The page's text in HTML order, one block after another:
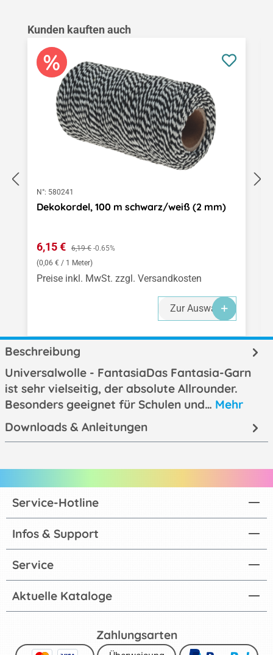
Produktgalerie überspringen
Kunden kauften auch
N°: 580241
Dekokordel, 100 m schwarz/weiß (2 mm)
Verkaufspreis:
6,15 € Regulärer Preis:
6,19 € -0.65%
(0,06 € / 1 Meter)
Preise inkl. MwSt. zzgl. Versandkosten
Zur Auswahl
Beschreibung
Universalwolle - FantasiaDas Fantasia-Garn
ist sehr vielseitig, der absolute Allrounder.
Besonders geeignet für Schulen und… Mehr
Downloads & Anleitungen
Aktuelle Kataloge
Service-Hotline
Infos & Support
Service
Zahlungsarten